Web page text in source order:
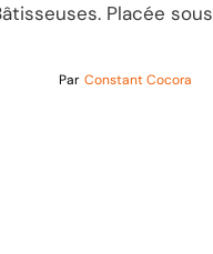
Placée sous
Par Constant Cocora